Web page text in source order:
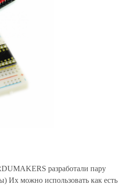
разработали пару
Их можно использовать как есть